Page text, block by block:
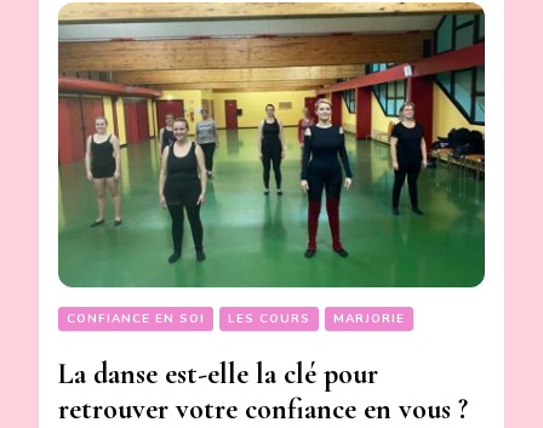
CONFIANCE EN SOI LES COURS MARJORIE
La danse est-elle la clé pour
retrouver votre confiance en vous ?